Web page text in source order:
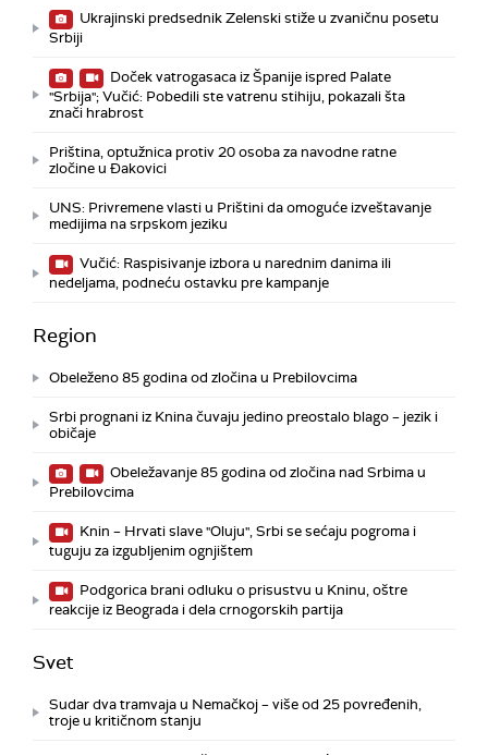
Ukrajinski predsednik Zelenski stiže u zvaničnu posetu
Srbiji
Doček vatrogasaca iz Španije ispred Palate
"Srbija"; Vučić: Pobedili ste vatrenu stihiju, pokazali šta
znači hrabrost
Priština, optužnica protiv 20 osoba za navodne ratne
zločine u Đakovici
UNS: Privremene vlasti u Prištini da omoguće izveštavanje
medijima na srpskom jeziku
Vučić: Raspisivanje izbora u narednim danima ili
nedeljama, podneću ostavku pre kampanje
Region
Obeleženo 85 godina od zločina u Prebilovcima
Srbi prognani iz Knina čuvaju jedino preostalo blago – jezik i
običaje
Obeležavanje 85 godina od zločina nad Srbima u
Prebilovcima
Knin – Hrvati slave "Oluju", Srbi se sećaju pogroma i
tuguju za izgubljenim ognjištem
Podgorica brani odluku o prisustvu u Kninu, oštre
reakcije iz Beograda i dela crnogorskih partija
Svet
Sudar dva tramvaja u Nemačkoj – više od 25 povređenih,
troje u kritičnom stanju